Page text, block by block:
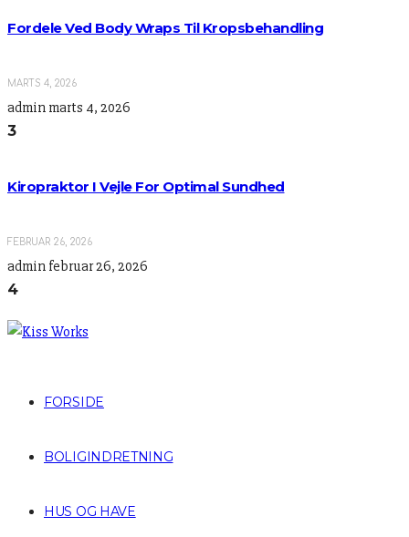
Fordele Ved Body Wraps Til Kropsbehandling
MARTS 4, 2026
admin marts 4, 2026
3
Kiropraktor I Vejle For Optimal Sundhed
FEBRUAR 26, 2026
admin februar 26, 2026
4
FORSIDE
BOLIGINDRETNING
HUS OG HAVE